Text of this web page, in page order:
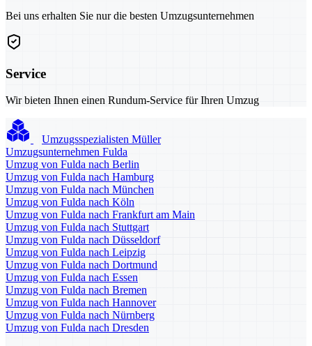
Bei uns erhalten Sie nur die besten Umzugsunternehmen
Service
Wir bieten Ihnen einen Rundum-Service für Ihren Umzug
Umzugsspezialisten Müller
Umzugsunternehmen Fulda
Umzug von Fulda nach Berlin
Umzug von Fulda nach Hamburg
Umzug von Fulda nach München
Umzug von Fulda nach Köln
Umzug von Fulda nach Frankfurt am Main
Umzug von Fulda nach Stuttgart
Umzug von Fulda nach Düsseldorf
Umzug von Fulda nach Leipzig
Umzug von Fulda nach Dortmund
Umzug von Fulda nach Essen
Umzug von Fulda nach Bremen
Umzug von Fulda nach Hannover
Umzug von Fulda nach Nürnberg
Umzug von Fulda nach Dresden